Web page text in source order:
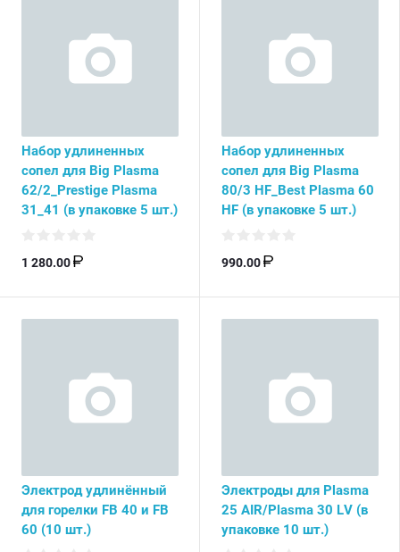
Набор удлиненных
сопел для Big Plasma
62/2_Prestige Plasma
31_41 (в упаковке 5 шт.)
1 280.00
Набор удлиненных
сопел для Big Plasma
80/3 HF_Best Plasma 60
HF (в упаковке 5 шт.)
990.00
Электрод удлинённый
для горелки FB 40 и FB
60 (10 шт.)
Электроды для Plasma
25 AIR/Plasma 30 LV (в
упаковке 10 шт.)